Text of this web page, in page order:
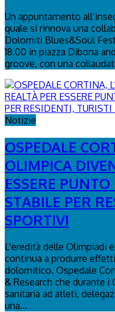
Un appuntamento
quale si rinnova una
Dolomiti Blues&Soul
18.00 in piazza Dibona
groove, con una
Notizie
OSPEDALE
OLIMPICA
ESSERE
STABILE PER
SPORTIVI
L'eredità delle Olimpiadi
continua a produrre
dolomitico. Ospedale
& Research che durante
sanitaria ad atleti,
una...